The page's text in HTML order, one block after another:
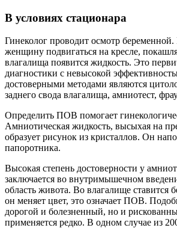
В условиях стационара
Гинеколог проводит осмотр беременной.
женщину подвигаться на кресле,
влагалища появится жидкость. Это
диагностики с невысокой
достоверными методами являются
заднего свода влагалища, амниотест,
Определить ПОВ помогает
Амниотическая жидкость, высыхая на
образует рисунок из кристаллов. Он
папоротника.
Высокая степень достоверности у
заключается во внутримышечном
область живота. Во влагалище ставится
он меняет цвет, это означает ПОВ.
дорогой и болезненный, но и
применяется редко. В одном случае из